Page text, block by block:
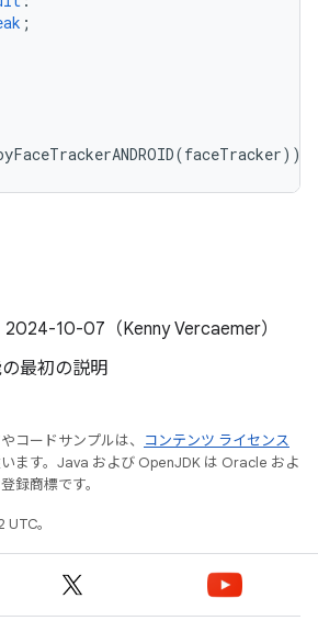
;
(faceTracker));
2024-10-07（Kenny Vercaemer）
最初の説明
コードサンプルは、
コンテンツ ライセンス
ます。Java および OpenJDK は Oracle およ
録商標です。
。